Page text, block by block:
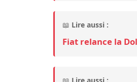
📖 Lire aussi :
Fiat relance la